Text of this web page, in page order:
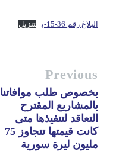
البلاغ رقم 36-15-ب تنزيل
Previous
بخصوص طلب موافاتنا
بالمشاريع المقترح
التعاقد لتنفيذها متى
كانت قيمتها تتجاوز 75
مليون ليرة سورية